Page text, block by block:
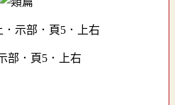
部．頁5．上右